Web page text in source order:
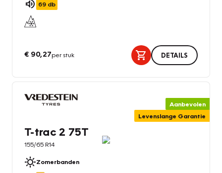
69 db
€ 90,27per stuk DETAILS
Aanbevolen
Levenslange Garantie
T-trac 2 75T
155/65 R14
Zomerbanden